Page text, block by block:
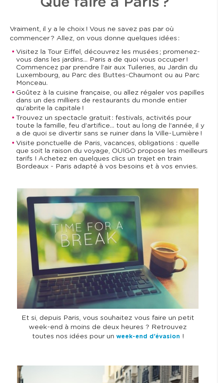
Vraiment, il y a le choix ! Vous ne savez pas par où
commencer ? Allez, on vous donne quelques idées :
Visitez la Tour Eiffel, découvrez les musées ; promenez-
vous dans les jardins… Paris a de quoi vous occuper !
Commencez par prendre l’air aux Tuileries, au Jardin du
Luxembourg, au Parc des Buttes-Chaumont ou au Parc
Monceau.
Goûtez à la cuisine française, ou allez régaler vos papilles
dans un des milliers de restaurants du monde entier
qu’abrite la capitale !
Trouvez un spectacle gratuit : festivals, activités pour
toute la famille, feu d’artifice… tout au long de l’année, il y
a de quoi se divertir sans se ruiner dans la Ville-Lumière !
Visite ponctuelle de Paris, vacances, obligations : quelle
que soit la raison du voyage, OUIGO propose les meilleurs
tarifs ! Achetez en quelques clics un trajet en train
Bordeaux - Paris adapté à vos besoins et à vos envies.
I
m
a
g
e
Et si, depuis Paris, vous souhaitez vous faire un petit
week-end à moins de deux heures ? Retrouvez
toutes nos idées pour un week-end d'évasion !
I
m